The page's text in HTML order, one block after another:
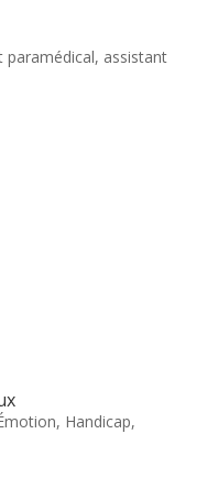
paramédical, assistant
, Handicap,